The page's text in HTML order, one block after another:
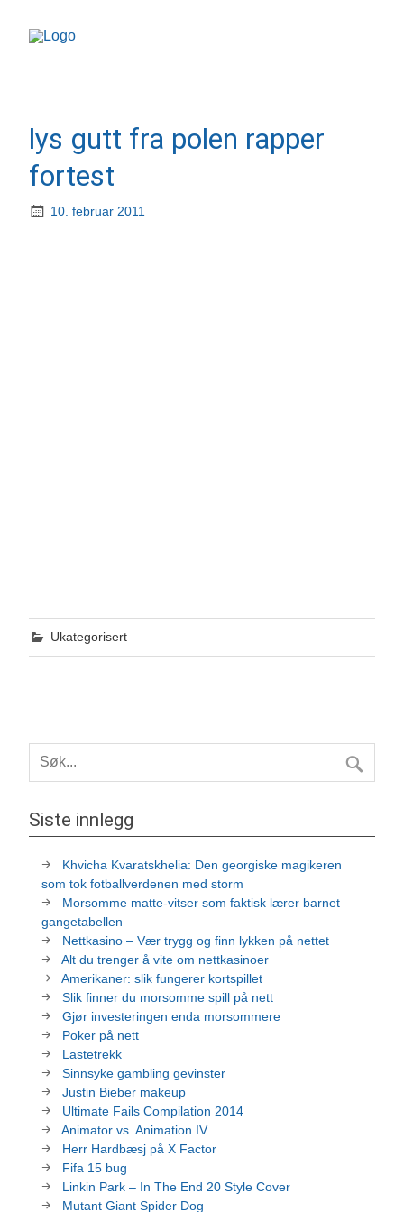
lys gutt fra polen rapper
fortest
10. februar 2011
Ukategorisert
Siste innlegg
Khvicha Kvaratskhelia: Den georgiske magikeren
som tok fotballverdenen med storm
Morsomme matte-vitser som faktisk lærer barnet
gangetabellen
Nettkasino – Vær trygg og finn lykken på nettet
Alt du trenger å vite om nettkasinoer
Amerikaner: slik fungerer kortspillet
Slik finner du morsomme spill på nett
Gjør investeringen enda morsommere
Poker på nett
Lastetrekk
Sinnsyke gambling gevinster
Justin Bieber makeup
Ultimate Fails Compilation 2014
Animator vs. Animation IV
Herr Hardbæsj på X Factor
Fifa 15 bug
Linkin Park – In The End 20 Style Cover
Mutant Giant Spider Dog